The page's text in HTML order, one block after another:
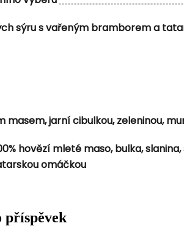
sýru s vařeným bramborem a
masem, jarní cibulkou, zeleninou,
hovězí mleté maso, bulka,
omáčkou
příspěvek